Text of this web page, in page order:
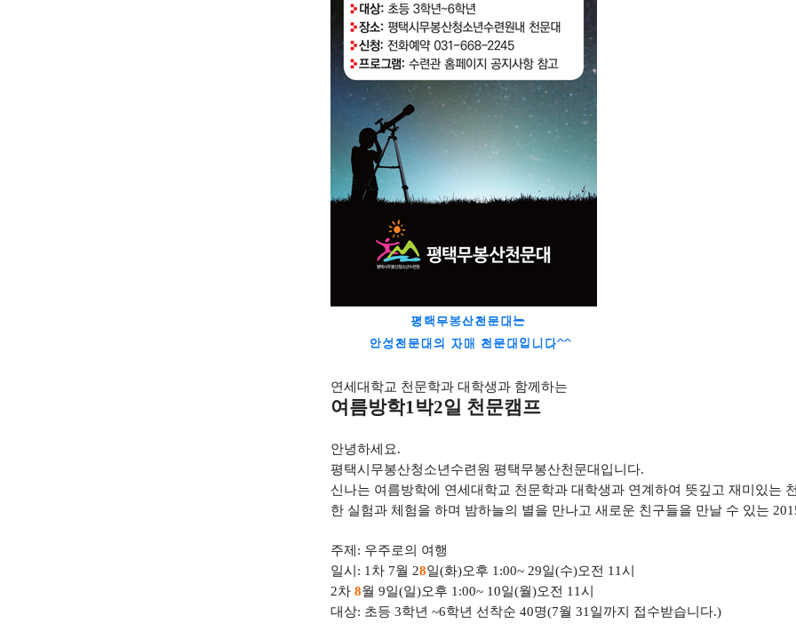
연세대학교 천문학과 대학생과 함께하는
여름방학1박2일 천문캠프
안녕하세요.
평택시무봉산청소년수련원 평택무봉산천문대입니다.
신나는 여름방학에 연세대학교 천문학과 대학생과 연계하여 뜻깊고 재미있는
한 실험과 체험을 하며 밤하늘의 별을 만나고 새로운 친구들을 만날 수 있는
주제 : 우주로의 여행
일시 : 1 차 7월 28일(화)오후 1:00~ 29일(수)오전 11시
2차 8월 9일(일)오후 1:00~ 10일(월)오전 11시
대상: 초등 3학년 ~6학년 선착순 40명(7월 31 일까지 접수받습니다.)